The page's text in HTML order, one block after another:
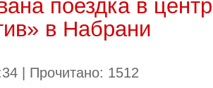
поездка в
в Набрани
| Прочитано: 1512